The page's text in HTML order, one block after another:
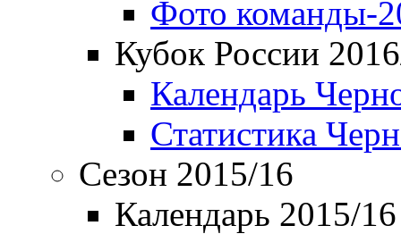
Фото команды-
Кубок России
Календарь
Статистика
Сезон 2015/16
Календарь 2015/16